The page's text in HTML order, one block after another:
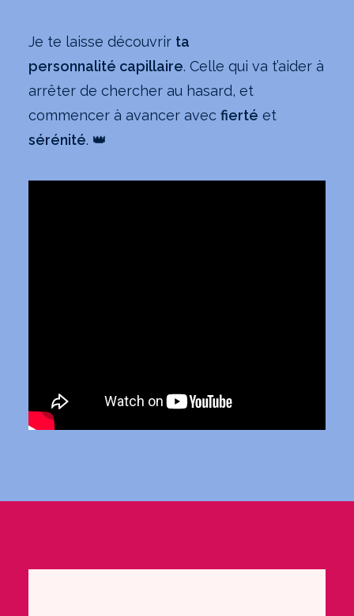
Je te laisse découvrir ta
personnalité capillaire. Celle qui va t’aider à
arrêter de chercher au hasard, et
commencer à avancer avec fierté et
sérénité. 👑